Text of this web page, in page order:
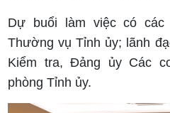
Dự buổi làm việc có
Thường vụ Tỉnh ủy; lãnh
Kiểm tra, Đảng ủy Các
phòng Tỉnh ủy.